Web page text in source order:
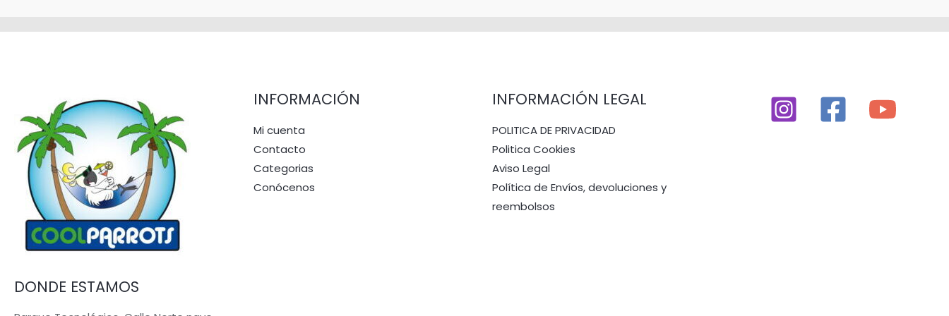
DONDE ESTAMOS
INFORMACIÓN
Mi cuenta
Contacto
Categorias
Conócenos
INFORMACIÓN LEGAL
POLITICA DE PRIVACIDAD
Politica Cookies
Aviso Legal
Política de Envíos, devoluciones y
reembolsos